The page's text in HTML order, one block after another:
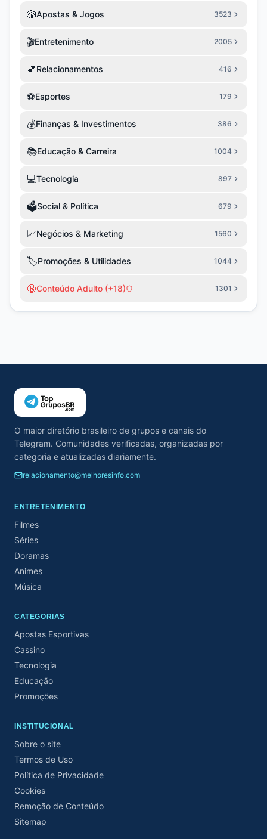
🎲Apostas & Jogos 3523
🎬Entretenimento 2005
💕Relacionamentos 416
⚽Esportes 179
💰Finanças & Investimentos 386
📚Educação & Carreira 1004
💻Tecnologia 897
🗳️Social & Política 679
📈Negócios & Marketing 1560
🏷️Promoções & Utilidades 1044
🔞Conteúdo Adulto (+18) 1301
O maior diretório brasileiro de grupos e canais do
Telegram. Comunidades verificadas, organizadas por
categoria e atualizadas diariamente.
relacionamento@melhoresinfo.com
ENTRETENIMENTO
Filmes
Séries
Doramas
Animes
Música
CATEGORIAS
Apostas Esportivas
Cassino
Tecnologia
Educação
Promoções
INSTITUCIONAL
Sobre o site
Termos de Uso
Política de Privacidade
Cookies
Remoção de Conteúdo
Sitemap